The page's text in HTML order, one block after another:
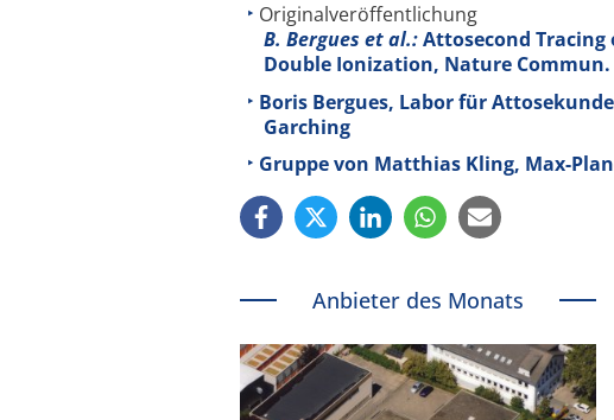
Originalveröffentlichung
B. Bergues et al.:Attosecond Tracing
Double Ionization, Nature Commun.
Boris Bergues, Labor für
Garching
Gruppe von Matthias Kling, Max-
Anbieter des Monats